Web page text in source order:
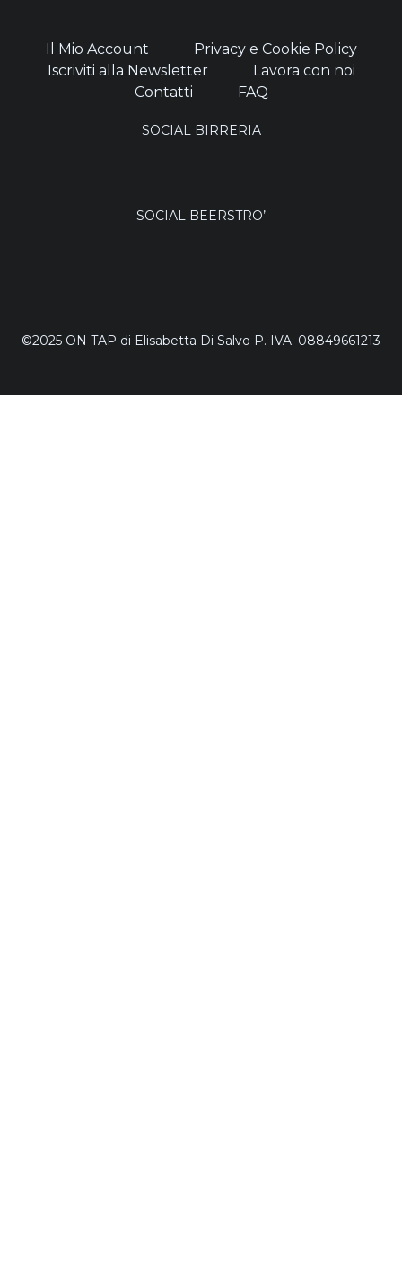
Il Mio Account
Privacy e Cookie Policy
Iscriviti alla Newsletter
Lavora con noi
Contatti
FAQ
SOCIAL BIRRERIA
SOCIAL BEERSTRO’
©2025 ON TAP di Elisabetta Di Salvo P. IVA: 08849661213